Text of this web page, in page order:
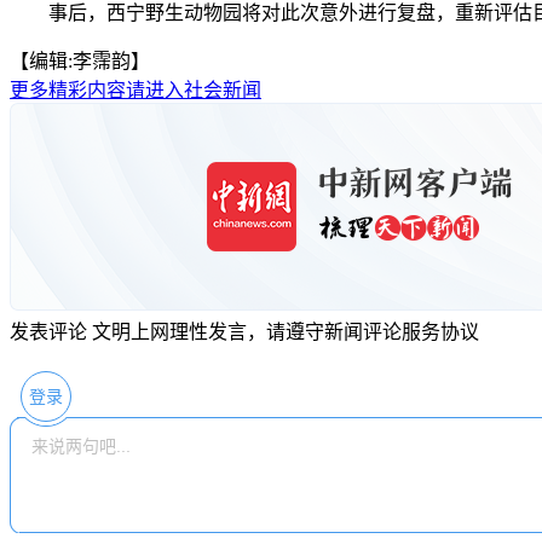
事后，西宁野生动物园将对此次意外进行复盘，重新评估
【编辑:李霈韵】
更多精彩内容请进入社会新闻
发表评论 文明上网理性发言，请遵守新闻评论服务协议
登录